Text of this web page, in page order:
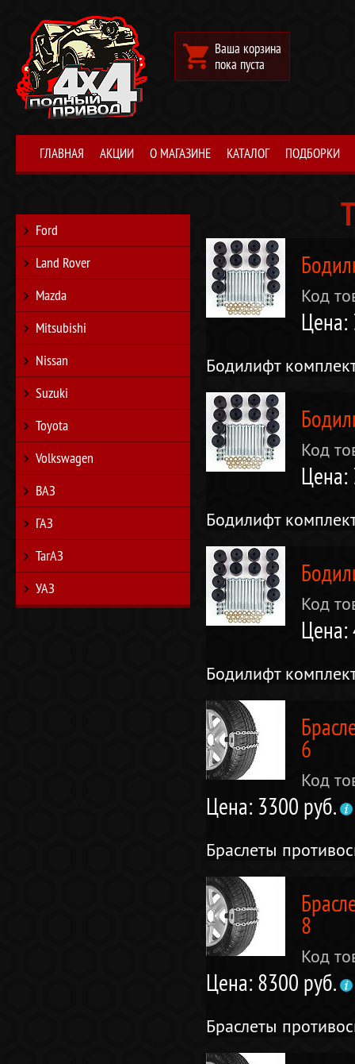
Ваша корзина
пока пуста
ГЛАВНАЯ АКЦИИ О МАГАЗИНЕ КАТАЛОГ ПОДБОРКИ
Код
Цена:
Бодилифт
Код
Цена:
Бодилифт
Код
Цена:
Бодилифт
6
Код
Цена: 3300 руб.
Браслеты
8
Код
Цена: 8300 руб.
Браслеты
Ford
Land Rover
Mazda
Mitsubishi
Nissan
Suzuki
Toyota
Volkswagen
ВАЗ
ГАЗ
ТагАЗ
УАЗ